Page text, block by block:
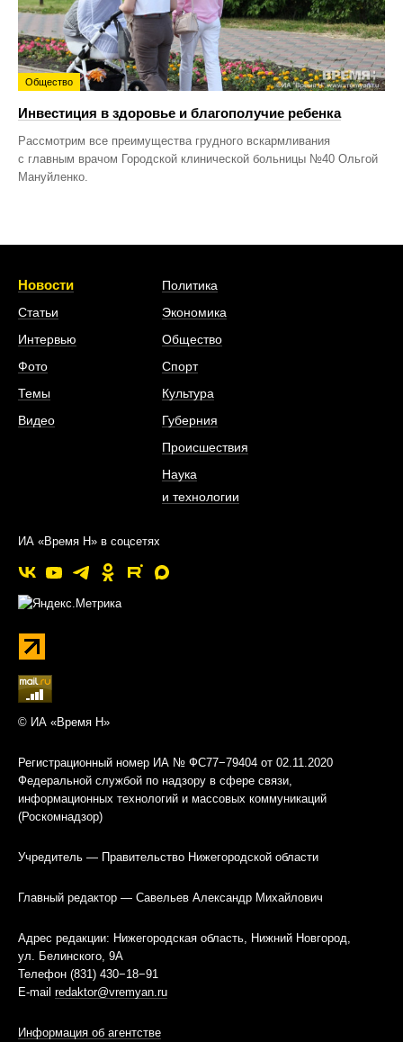
Общество
Инвестиция в здоровье и благополучие ребенка
Рассмотрим все преимущества грудного вскармливания
с главным врачом Городской клинической больницы №40 Ольгой
Мануйленко.
Новости
Статьи
Интервью
Фото
Темы
Видео
Политика
Экономика
Общество
Спорт
Культура
Губерния
Происшествия
Наука
и технологии
ИА «Время Н» в соцсетях
© ИА «Время Н»
Регистрационный номер ИА № ФС77−79404 от 02.11.2020
Федеральной службой по надзору в сфере связи,
информационных технологий и массовых коммуникаций
(Роскомнадзор)
Учредитель — Правительство Нижегородской области
Главный редактор — Савельев Александр Михайлович
Адрес редакции: Нижегородская область, Нижний Новгород,
ул. Белинского, 9А
Телефон (831) 430−18−91
E-mail redaktor@vremyan.ru
Информация об агентстве